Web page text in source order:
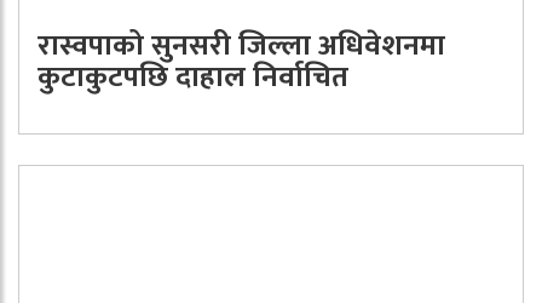
रास्वपाको सुनसरी जिल्ला अधिवेशनमा
कुटाकुटपछि दाहाल निर्वाचित